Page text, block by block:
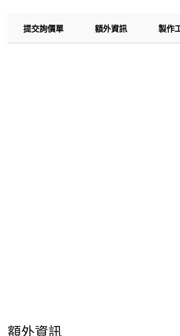
提交詢價單 額外資訊 製作
額外資訊